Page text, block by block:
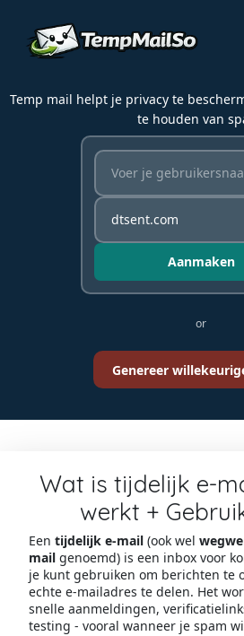
Temp mail helpt je privacy te
te houden van
Aanmaken
or
Genereer
Wat is tijdelijk e-
werkt +
Een tijdelijk e-mail(ook wel
mailgenoemd) is een inbox voor
je kunt gebruiken om berichten te
echte e-mailadres te delen. Het
snelle aanmeldingen,
testing - vooral wanneer je spam